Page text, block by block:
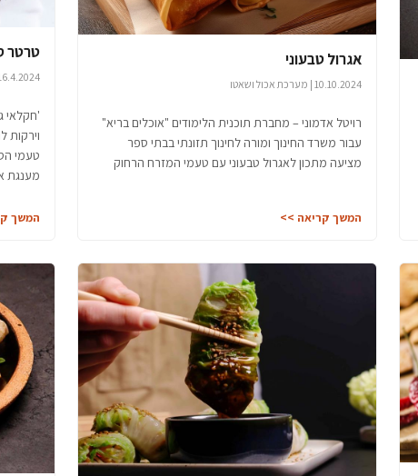
אגרול טבעוני
10.10.2024 | מערכת אכול ושאטו
רויטל אדמוני – מחברת תוכנית הלימודים "אוכלים בריא"
עבור משרד החינוך ומורה לחינוך תזונתי בבתי ספר
מציעה מתכון לאגרול טבעוני עם טעמי המזרח הרחוק
המשך קריאה >>
טרטר
16.4.2024 | מערכת אכול
'חקלאי
וירקות
טעמי
מענגת
המשך